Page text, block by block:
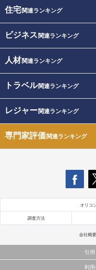
住宅関連ランキング
ビジネス 関連ランキング
人材関連ランキング
トラベル関連ランキング
レジャー関連ランキング
専門家評価関連ランキング
オリコ
調査方法
会社概要
引
当サイトで公開されている情報（文字、
利用